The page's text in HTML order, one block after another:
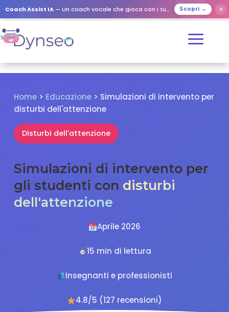
Coach Assist IA — Un coach vocale che gioca con i tuoi cari Scopri → ✕
Home > Educazione > Simulazioni di intervento per
disturbi dell'attenzione
Disturbi dell'attenzione
Simulazioni di intervento per
gli studenti con disturbi
dell'attenzione
Aprile 2026
15 min di lettura
Insegnanti e professionisti
4.8/5 (127 recensioni)